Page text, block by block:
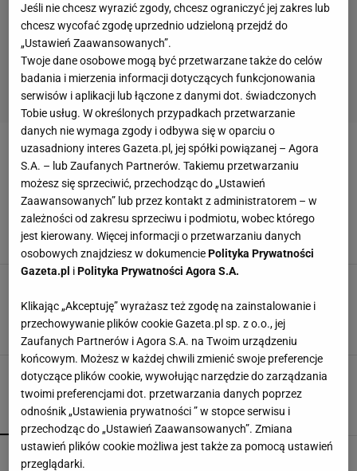
USTA USTA
Paweł Wilczak od lat cierpi na uciążliwą
przypadłość. "Miejmy nadzieję, że na to się nie
umiera"
KG, 3 WRZEŚNIA 2020, 18:46
Reaktywacja serialu "Usta Usta"! Prace na
planie już trwają. Jednej z gwiazd zabraknie w
nowych odcinkach
BO,4 CZERWCA 2020, 11:11
POPULARNE NAJNOWSZE
Stachursky pojawił się na scenie "Lata z Radiem"
Jeśli nie chcesz wyrazić zgody, chcesz ograniczyć jej zakres lub
chcesz wycofać zgodę uprzednio udzieloną przejdź do
„Ustawień Zaawansowanych”.
Twoje dane osobowe mogą być przetwarzane także do celów
badania i mierzenia informacji dotyczących funkcjonowania
serwisów i aplikacji lub łączone z danymi dot. świadczonych
Tobie usług. W określonych przypadkach przetwarzanie
danych nie wymaga zgody i odbywa się w oparciu o
uzasadniony interes Gazeta.pl, jej spółki powiązanej – Agora
S.A. – lub Zaufanych Partnerów. Takiemu przetwarzaniu
możesz się sprzeciwić, przechodząc do „Ustawień
Zaawansowanych” lub przez kontakt z administratorem – w
zależności od zakresu sprzeciwu i podmiotu, wobec którego
jest kierowany. Więcej informacji o przetwarzaniu danych
osobowych znajdziesz w dokumenciePolityka Prywatności
Gazeta.pl iPolityka Prywatności Agora S.A.
Klikając „Akceptuję” wyrażasz też zgodę na zainstalowanie i
przechowywanie plików cookie Gazeta.pl sp. z o.o., jej
Zaufanych Partnerów i Agora S.A. na Twoim urządzeniu
końcowym. Możesz w każdej chwili zmienić swoje preferencje
dotyczące plików cookie, wywołując narzędzie do zarządzania
twoimi preferencjami dot. przetwarzania danych poprzez
odnośnik „Ustawienia prywatności ” w stopce serwisu i
przechodząc do „Ustawień Zaawansowanych”. Zmiana
ustawień plików cookie możliwa jest także za pomocą ustawień
przeglądarki.